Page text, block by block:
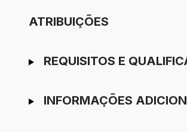
ATRIBUIÇÕES
REQUISITOS E
INFORMAÇÕES